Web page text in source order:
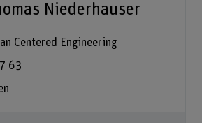
Niederhauser
Centered Engineering
63